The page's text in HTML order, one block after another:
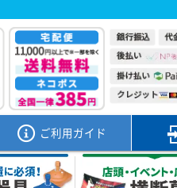
ご利用ガイド